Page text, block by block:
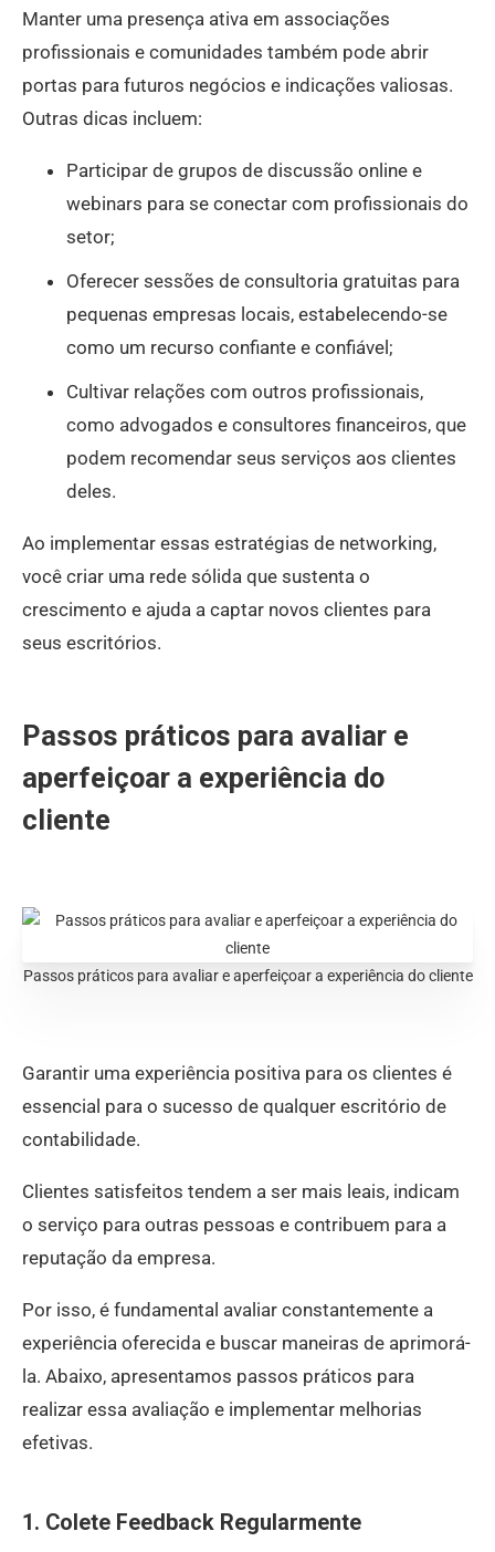
Manter uma presença ativa em associações
profissionais e comunidades também pode abrir
portas para futuros negócios e indicações valiosas.
Outras dicas incluem:
Participar de grupos de discussão online e
webinars para se conectar com profissionais do
setor;
Oferecer sessões de consultoria gratuitas para
pequenas empresas locais, estabelecendo-se
como um recurso confiante e confiável;
Cultivar relações com outros profissionais,
como advogados e consultores financeiros, que
podem recomendar seus serviços aos clientes
deles.
Ao implementar essas estratégias de networking,
você criar uma rede sólida que sustenta o
crescimento e ajuda a captar novos clientes para
seus escritórios.
Passos práticos para avaliar e
aperfeiçoar a experiência do
cliente
Passos práticos para avaliar e aperfeiçoar a experiência do cliente
Garantir uma experiência positiva para os clientes é
essencial para o sucesso de qualquer escritório de
contabilidade.
Clientes satisfeitos tendem a ser mais leais, indicam
o serviço para outras pessoas e contribuem para a
reputação da empresa.
Por isso, é fundamental avaliar constantemente a
experiência oferecida e buscar maneiras de aprimorá-
la. Abaixo, apresentamos passos práticos para
realizar essa avaliação e implementar melhorias
efetivas.
1. Colete Feedback Regularmente